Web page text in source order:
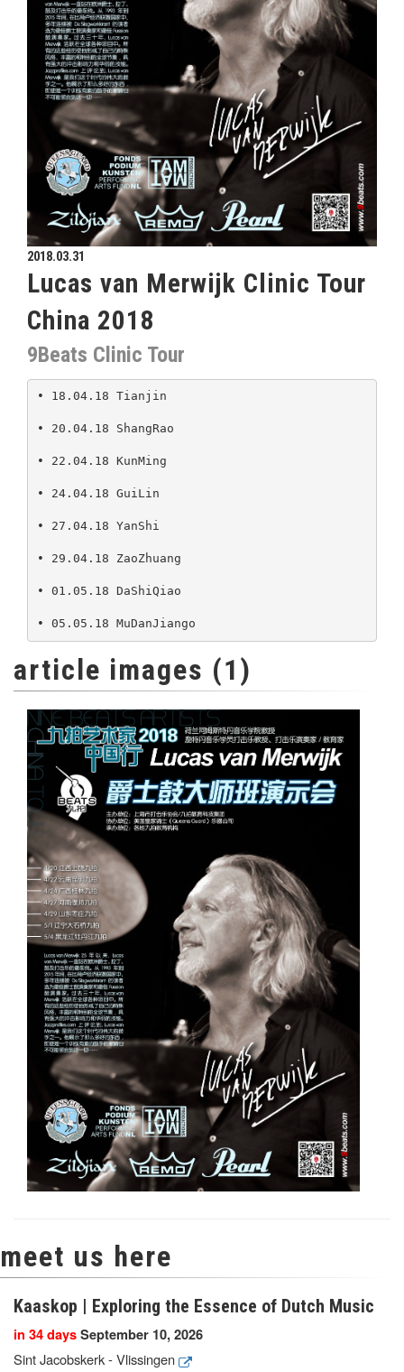
2018.03.31
Lucas van Merwijk Clinic Tour
China 2018
9Beats Clinic Tour
• 18.04.18 Tianjin
• 20.04.18 ShangRao
• 22.04.18 KunMing
• 24.04.18 GuiLin
• 27.04.18 YanShi
• 29.04.18 ZaoZhuang
• 01.05.18 DaShiQiao
• 05.05.18 MuDanJiango
article images (1)
meet us here
Kaaskop | Exploring the Essence of Dutch Music
in 34 daysSeptember 10, 2026
Sint Jacobskerk - Vlissingen